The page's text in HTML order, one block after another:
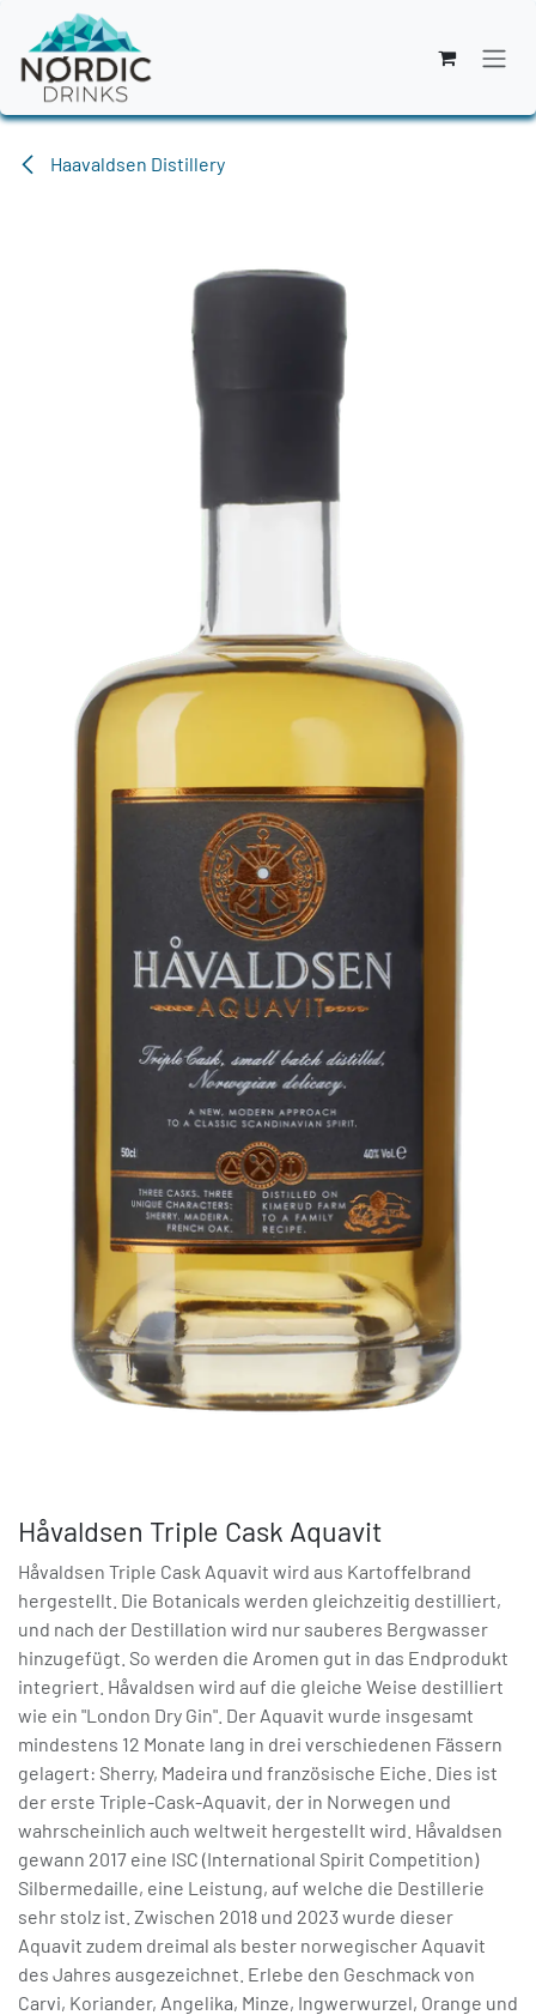
Zum Inhalt springen
Haavaldsen Distillery
Håvaldsen Triple Cask Aquavit
Håvaldsen Triple Cask Aquavit wird aus Kartoffelbrand
hergestellt. Die Botanicals werden gleichzeitig destilliert,
und nach der Destillation wird nur sauberes Bergwasser
hinzugefügt. So werden die Aromen gut in das Endprodukt
integriert. Håvaldsen wird auf die gleiche Weise destilliert
wie ein "London Dry Gin". Der Aquavit wurde insgesamt
mindestens 12 Monate lang in drei verschiedenen Fässern
gelagert: Sherry, Madeira und französische Eiche. Dies ist
der erste Triple-Cask-Aquavit, der in Norwegen und
wahrscheinlich auch weltweit hergestellt wird. Håvaldsen
gewann 2017 eine ISC (International Spirit Competition)
Silbermedaille, eine Leistung, auf welche die Destillerie
sehr stolz ist. Zwischen 2018 und 2023 wurde dieser
Aquavit zudem dreimal als bester norwegischer Aquavit
des Jahres ausgezeichnet. Erlebe den Geschmack von
Carvi, Koriander, Angelika, Minze, Ingwerwurzel, Orange und